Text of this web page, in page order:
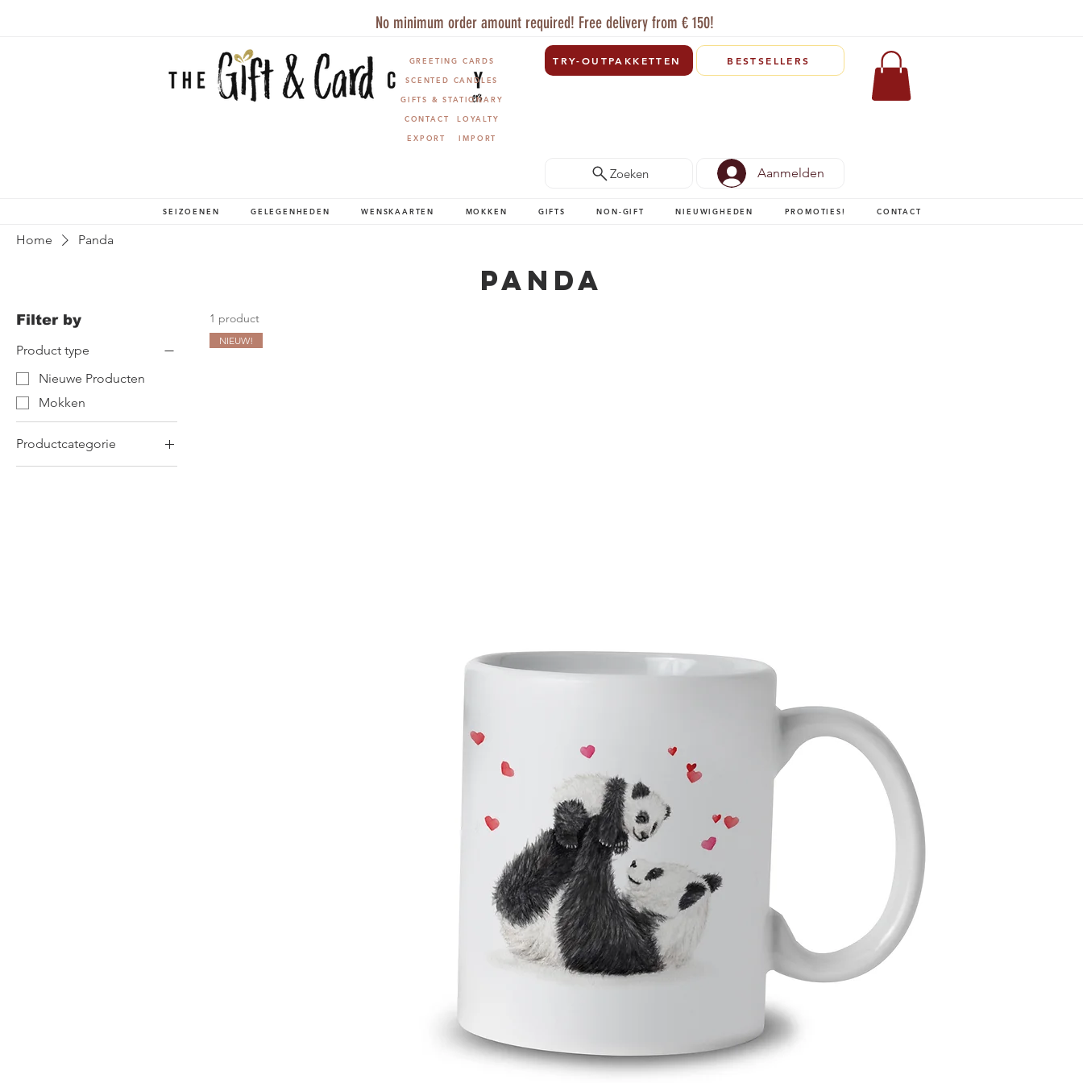
No minimum order amount required! Free delivery from € 150!
GREETING CARDS
SCENTED CANDLES
GIFTS & STATIONARY
CONTACT
LOYALTY
EXPORT
IMPORT
TRY-OUTPAKKETTEN BESTSELLERS
Zoeken Aanmelden
SEIZOENEN GELEGENHEDEN WENSKAARTEN MOKKEN GIFTS NON-GIFT NIEUWIGHEDEN PROMOTIES! CONTACT
Home Panda
Panda
Filter by
Product type
Nieuwe Producten
Mokken
Productcategorie
1 product
NIEUW!